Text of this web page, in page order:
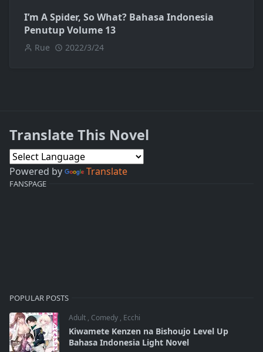
I’m A Spider, So What? Bahasa Indonesia
Penutup Volume 13
Rue 2022/3/24
Translate This Novel
Powered by Translate
FANSPAGE
POPULAR POSTS
Adult , Comedy , Ecchi
Kiwamete Kenzen na Bishoujo Level Up
Bahasa Indonesia Light Novel